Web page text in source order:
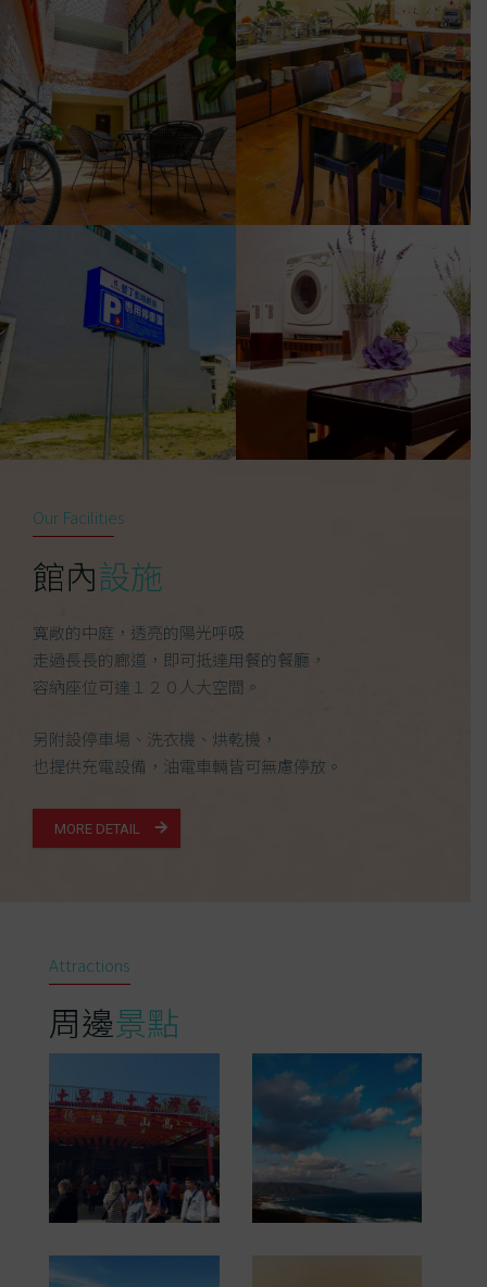
Our Facilities
館內設施
寬敞的中庭，透亮的陽光呼吸
走過長長的廊道，即可抵達用餐的餐廳，
容納座位可達１２０人大空間。
另附設停車場、洗衣機、烘乾機，
也提供充電設備，油電車輛皆可無慮停放。
MORE DETAIL
Attractions
周邊景點